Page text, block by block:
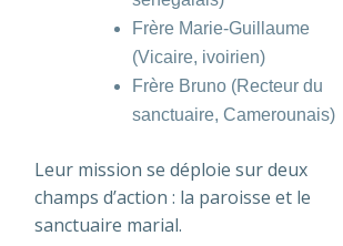
Frère Marie-Guillaume
(Vicaire, ivoirien)
Frère Bruno (Recteur du
sanctuaire, Camerounais)
Leur mission se déploie sur deux
champs d’action : la paroisse et le
sanctuaire marial.